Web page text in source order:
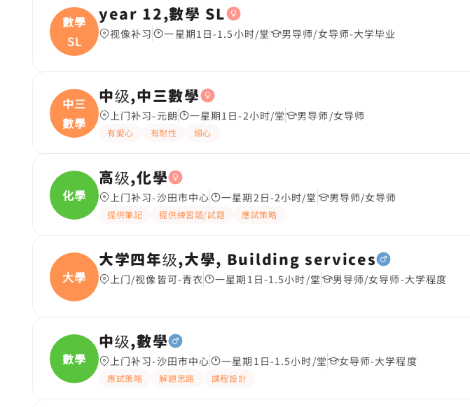
數學
SL
year 12,數學 SL
视像补习 一星期1日-1.5小时/堂 男导师/女导师-大学毕业
中三
數學
中级,中三數學
上门补习-元朗 一星期1日-2小时/堂 男导师/女导师
有愛心 有耐性 細心
化學
高级,化學
上门补习-沙田市中心 一星期2日-2小时/堂 男导师/女导师
提供筆記 提供練習題/試題 應試策略
大學
大学四年级,大學, Building services
上门/视像皆可-青衣 一星期1日-1.5小时/堂 男导师/女导师-大学程度
數學
中级,數學
上门补习-沙田市中心 一星期1日-1.5小时/堂 女导师-大学程度
應試策略 解題思路 課程設計